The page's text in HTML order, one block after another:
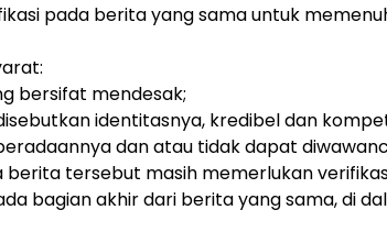
pada berita yang sama untuk
bersifat mendesak;
identitasnya, kredibel dan
dan atau tidak dapat
tersebut masih memerlukan
bagian akhir dari berita yang sama, di